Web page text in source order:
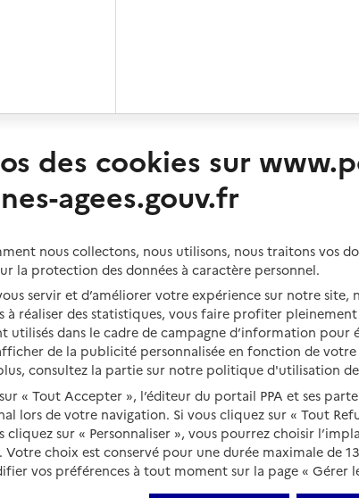
des cookies sur
agees.gouv.fr
nous collectons, nous utilisons, nous traitons vos
la protection des données à caractère personnel.
servir et d’améliorer votre expérience sur notre site,
à réaliser des statistiques, vous faire profiter
utilisés dans le cadre de campagne d’information pour
de la publicité personnalisée en fonction de
consultez la partie sur notre politique d'utilisation
« Tout Accepter », l’éditeur du portail PPA et ses
lors de votre navigation. Si vous cliquez sur « Tout
cliquez sur « Personnaliser », vous pourrez choisir
Votre choix est conservé pour une durée maximale de
vos préférences à tout moment sur la page « Gérer